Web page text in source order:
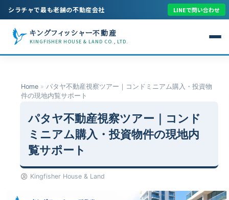
シラチャで最も老舗の不動産会社 LINEで問い合わせ
キングフィッシャー不動産
KINGFISHER HOUSE & LAND CO., LTD.
Home» パタヤ不動産視察ツアー｜コンドミニアム購入・投資物
件の現地内覧サポート
パタヤ不動産視察ツアー｜コンド
ミニアム購入・投資物件の現地内
覧サポート
Kingfisher House & Land